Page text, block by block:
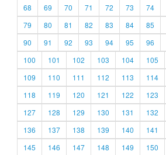
68
69 70 71 72 73 74
79
80 81 82 83 84 85
90
91 92 93 94 95 96
100
101 102 103 104 105
109
110 111 112 113 114
118
119 120 121 122 123
127
128 129 130 131 132
136
137 138 139 140 141
145
146 147 148 149 150